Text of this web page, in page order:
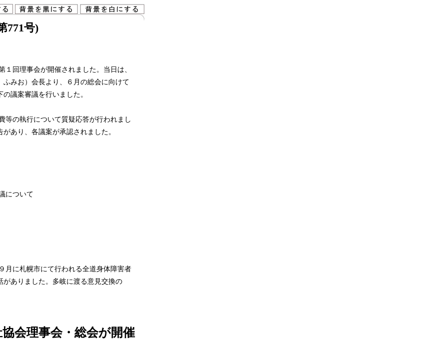
771号)
回理事会が開催されました。当日は、
みお）会長より、６月の総会に向けて
議案審議を行いました。
の執行について質疑応答が行われまし
あり、各議案が承認されました。
について
に札幌市にて行われる全道身体障害者
ありました。多岐に渡る意見交換の
・総会が開催